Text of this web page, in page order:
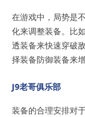
在游戏中，局势是
化来调整装备。比
透装备来快速穿破
择装备防御装备来
J9老哥俱乐部
装备的合理安排对